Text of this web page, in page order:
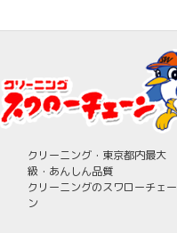
クリーニング・東京都内最大
級・あんしん品質
クリーニングのスワローチェー
ン